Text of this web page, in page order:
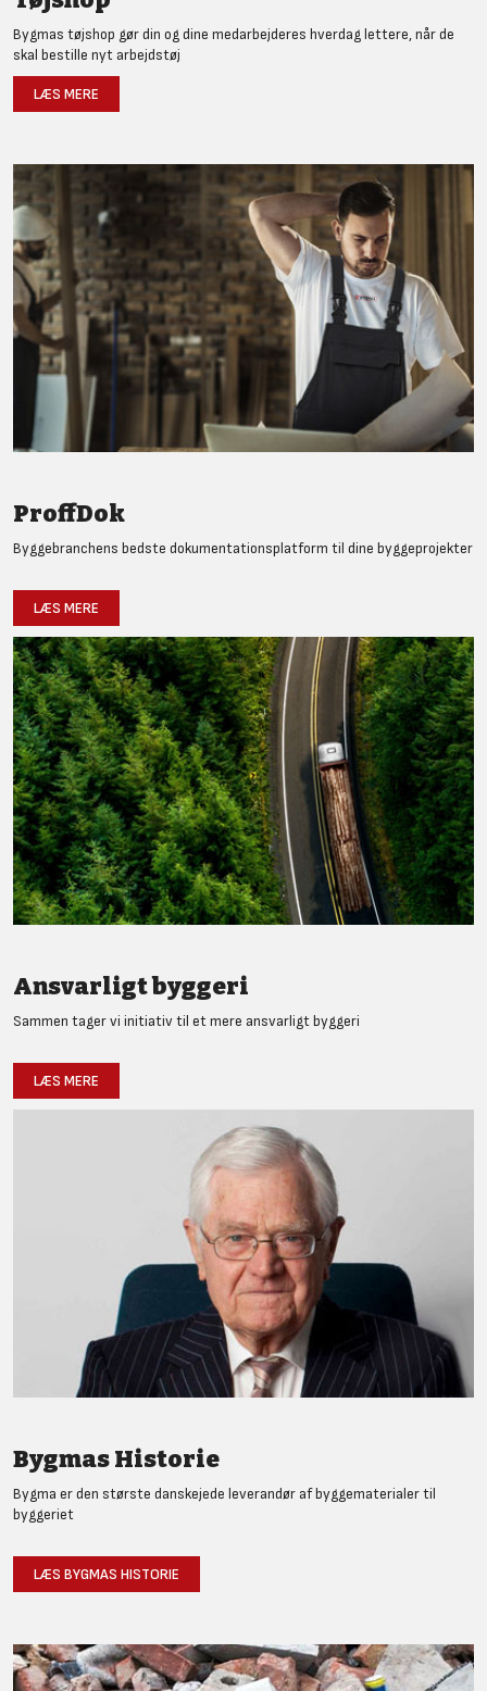
Bygmas tøjshop gør din og dine medarbejderes hverdag lettere, når de
skal bestille nyt arbejdstøj
LÆS MERE
ProffDok
Byggebranchens bedste dokumentationsplatform til dine byggeprojekter
LÆS MERE
Ansvarligt byggeri
Sammen tager vi initiativ til et mere ansvarligt byggeri
LÆS MERE
Bygmas Historie
Bygma er den største danskejede leverandør af byggematerialer til
byggeriet
LÆS BYGMAS HISTORIE